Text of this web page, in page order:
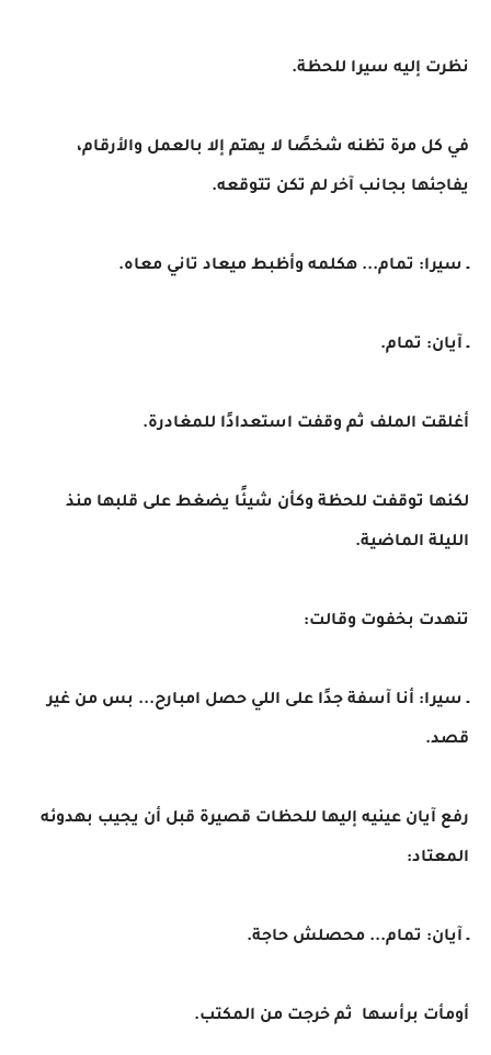
نظرت إليه سيرا للحظة.
في كل مرة تظنه شخصًا لا يهتم إلا بالعمل والأرقام،
يفاجئها بجانب آخر لم تكن تتوقعه.
ـ سيرا: تمام... هكلمه وأظبط ميعاد تاني معاه.
ـ آيان: تمام.
أغلقت الملف ثم وقفت استعدادًا للمغادرة.
لكنها توقفت للحظة وكأن شيئًا يضغط على قلبها منذ
الليلة الماضية.
تنهدت بخفوت وقالت:
ـ سيرا: أنا آسفة جدًا على اللي حصل امبارح... بس من غير
قصد.
رفع آيان عينيه إليها للحظات قصيرة قبل أن يجيب بهدوئه
المعتاد:
ـ آيان: تمام... محصلش حاجة.
أومأت برأسها ثم خرجت من المكتب.